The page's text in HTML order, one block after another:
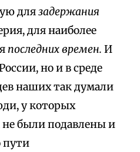
длязадержания
для наиболее
последних времен. И
но и в среде
наших так думали
у которых
не были подавлены и
пути